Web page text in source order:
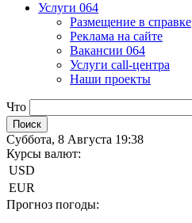
Услуги 064
Размещение в справке
Реклама на сайте
Вакансии 064
Услуги call-центра
Наши проекты
Что
Суббота, 8 Августа 19:38
Курсы валют:
USD
EUR
Прогноз погоды: